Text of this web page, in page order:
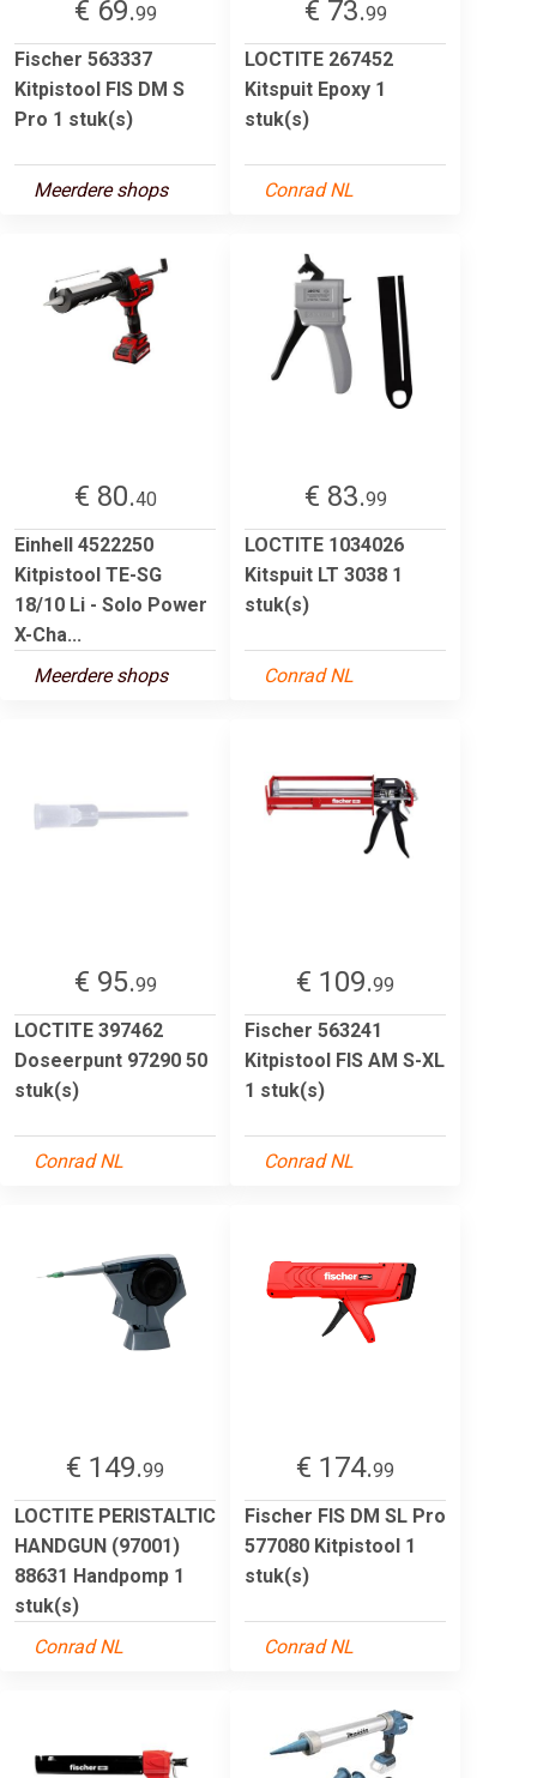
€ 69.99
Fischer 563337
Kitpistool FIS DM S
Pro 1 stuk(s)
Meerdere shops
€ 73.99
LOCTITE 267452
Kitspuit Epoxy 1
stuk(s)
Conrad NL
€ 80.40
Einhell 4522250
Kitpistool TE-SG
18/10 Li - Solo Power
X-Cha...
Meerdere shops
€ 83.99
LOCTITE 1034026
Kitspuit LT 3038 1
stuk(s)
Conrad NL
€ 95.99
LOCTITE 397462
Doseerpunt 97290 50
stuk(s)
Conrad NL
€ 109.99
Fischer 563241
Kitpistool FIS AM S-XL
1 stuk(s)
Conrad NL
€ 149.99
LOCTITE PERISTALTIC
HANDGUN (97001)
88631 Handpomp 1
stuk(s)
Conrad NL
€ 174.99
Fischer FIS DM SL Pro
577080 Kitpistool 1
stuk(s)
Conrad NL